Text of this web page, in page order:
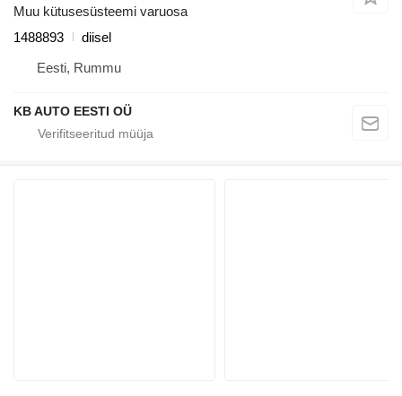
Muu kütusesüsteemi varuosa
1488893
diisel
Eesti, Rummu
KB AUTO EESTI OÜ